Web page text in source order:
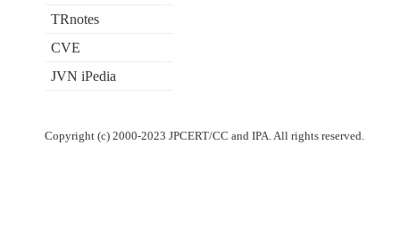
TRnotes
CVE
JVN iPedia
Copyright (c) 2000-2023 JPCERT/CC and IPA. All rights reserved.